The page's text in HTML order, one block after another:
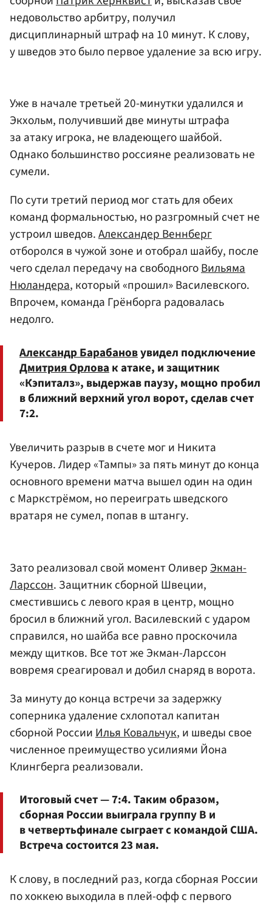
недовольство арбитру, получил
дисциплинарный штраф на 10 минут. К слову,
у шведов это было первое удаление за всю игру.
Уже в начале третьей 20-минутки удалился и
Экхольм, получивший две минуты штрафа
за атаку игрока, не владеющего шайбой.
Однако большинство россияне реализовать не
сумели.
По сути третий период мог стать для обеих
команд формальностью, но разгромный счет не
устроил шведов.Александер Веннберг
отборолся в чужой зоне и отобрал шайбу, после
чего сделал передачу на свободногоВильяма
Нюландера, который «прошил» Василевского.
Впрочем, команда Грёнборга радовалась
недолго.
Александр Барабановувидел подключение
Дмитрия Орловак атаке, и защитник
«Кэпиталз», выдержав паузу, мощно пробил
в ближний верхний угол ворот, сделав счет
7:2.
Увеличить разрыв в счете мог и Никита
Кучеров. Лидер «Тампы» за пять минут до конца
основного времени матча вышел один на один
с Маркстрёмом, но переиграть шведского
вратаря не сумел, попав в штангу.
Зато реализовал свой момент ОливерЭкман-
Ларссон. Защитник сборной Швеции,
сместившись с левого края в центр, мощно
бросил в ближний угол. Василевский с ударом
справился, но шайба все равно проскочила
между щитков. Все тот же Экман-Ларссон
вовремя среагировал и добил снаряд в ворота.
За минуту до конца встречи за задержку
соперника удаление схлопотал капитан
сборной РоссииИлья Ковальчук, и шведы свое
численное преимущество усилиями Йона
Клингберга реализовали.
Итоговый счет — 7:4. Таким образом,
сборная России выиграла группу B и
в четвертьфинале сыграет с командой США.
Встреча состоится 23 мая.
К слову, в последний раз, когда сборная России
по хоккею выходила в плей-офф с первого